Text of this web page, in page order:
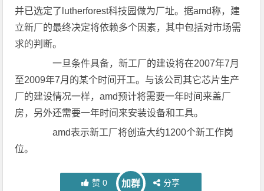
并已选定了lutherforest科技园做为厂址。据amd称，建
立新厂的最终决定将依赖多个因素，其中包括对市场需
求的判断。
一旦条件具备，新工厂的建设将在2007年7月
至2009年7月的某个时间开工。与该公司其它芯片生产
厂的建设情况一样，amd预计将需要一年时间来盖厂
房，另外还需要一年时间来安装设备和工具。
amd表示新工厂将创造大约1200个新工作岗
位。
赞 0 加群 分享